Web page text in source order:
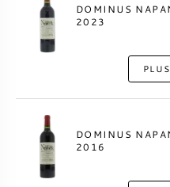
DOMINUS
2023
DOMINUS
2016